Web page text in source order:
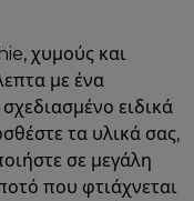
χυμούς και
με ένα
ειδικά
τα υλικά σας,
σε μεγάλη
που φτιάχνεται